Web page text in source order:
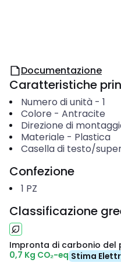
Documentazione
Caratteristiche
Numero di unità- 1
Colore - Antracite
Direzione di
Materiale - Plastica
Casella di testo/
Confezione
1 PZ
Classificazione
Impronta di carbonio del
0,7 Kg CO₂-eq Stima